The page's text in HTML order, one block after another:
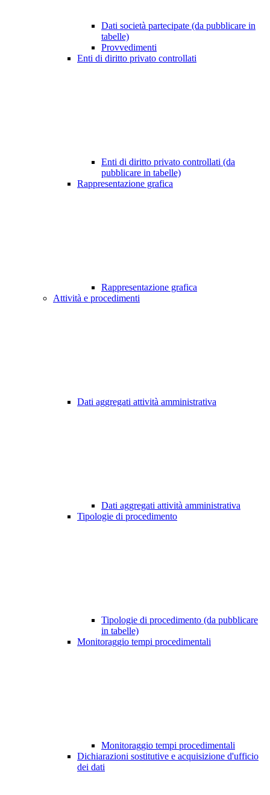
Dati società partecipate (da pubblicare in
tabelle)
Provvedimenti
Enti di diritto privato controllati
Enti di diritto privato controllati (da
pubblicare in tabelle)
Rappresentazione grafica
Rappresentazione grafica
Attività e procedimenti
Dati aggregati attività amministrativa
Dati aggregati attività amministrativa
Tipologie di procedimento
Tipologie di procedimento (da pubblicare
in tabelle)
Monitoraggio tempi procedimentali
Monitoraggio tempi procedimentali
Dichiarazioni sostitutive e acquisizione d'ufficio
dei dati